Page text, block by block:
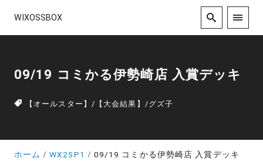
WIXOSSBOX
09/19 コミかる伊勢崎店 入賞デッキ
【オールスター】 / 【大会結果】 /グズ子
ホーム WX25P1 09/19 コミかる伊勢崎店 入賞デッキ